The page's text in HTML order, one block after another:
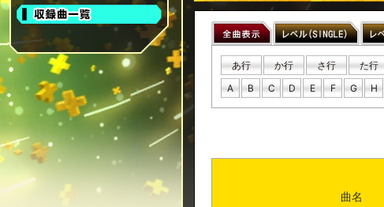
あ行 か行 さ行 た行
A
B C D E F G H
曲名